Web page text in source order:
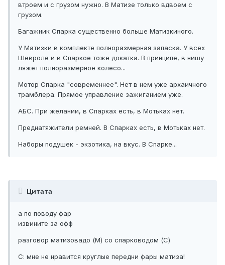
втроем и с грузом нужно. В Матизе только вдвоем с
грузом.
Багажник Спарка существенно больше Матизкиного.
У Матизки в комплекте полноразмерная запаска. У всех
Шевроле и в Спаркое тоже докатка. В принципе, в нишу
ляжет полноразмерное колесо...
Мотор Спарка "современнее". Нет в нем уже архаичного
трамблера. Прямое управление зажиганием уже.
АБС. При желании, в Спарках есть, в Мотьках нет.
Преднатяжители ремней. В Спарках есть, в Мотьках нет.
Наборы подушек - экзотика, на вкус. В Спарке...
Цитата
а по поводу фар
извините за офф
разговор матизовадо (М) со спарководом (С)
С: мне не нравится круглые передни фары матиза!